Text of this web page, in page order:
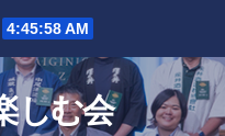
4:46:00 AM
しむ会